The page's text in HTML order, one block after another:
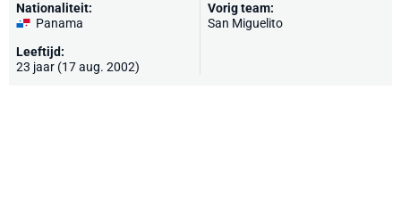
Nationaliteit:
Panama
Leeftijd:
23 jaar (17 aug. 2002)
Vorig team:
San Miguelito